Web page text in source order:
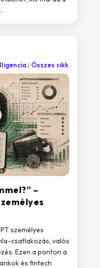
–
Összes cikk
személyes
csatlakozás, valós
Ezen a ponton a
és fintech